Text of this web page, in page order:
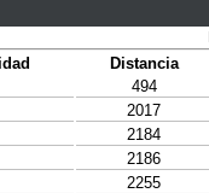
Distancia
494
2017
2184
2186
2255